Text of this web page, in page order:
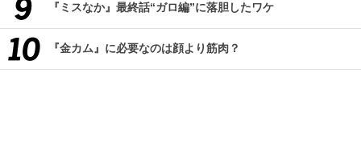
『ミスなか』最終話“ガロ編”に落胆したワケ
『金カム』に必要なのは顔より筋肉？